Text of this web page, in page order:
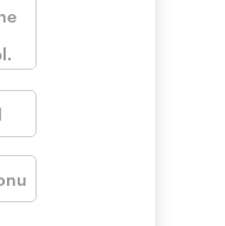
stanowi oferty
dla biur